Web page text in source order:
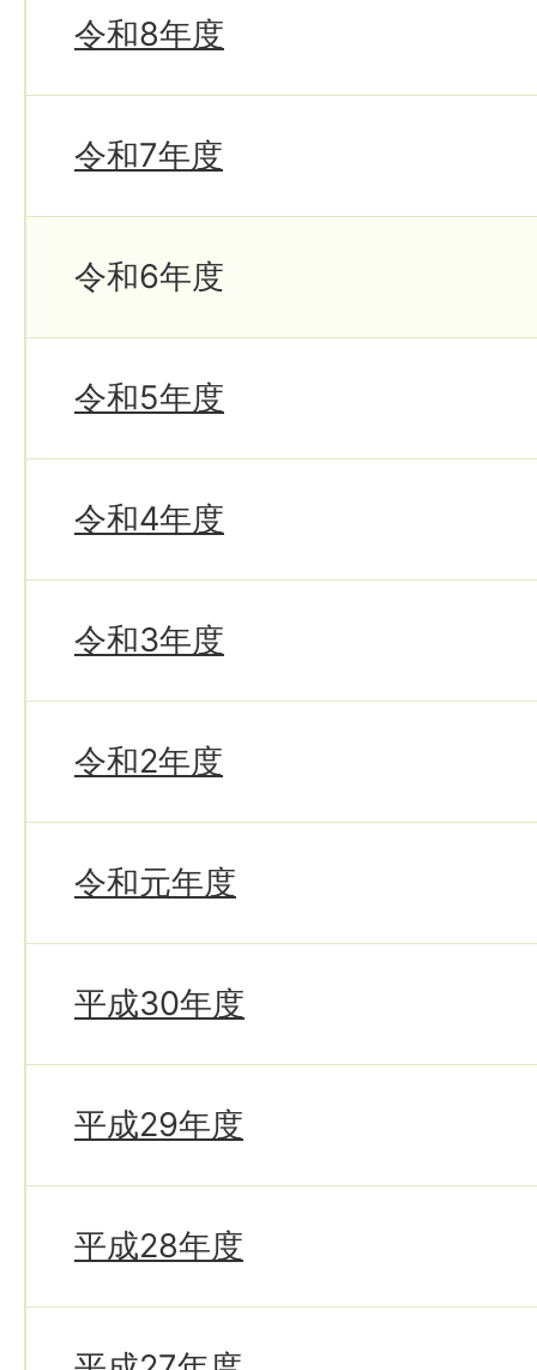
令和8年度
令和7年度
令和6年度
令和5年度
令和4年度
令和3年度
令和2年度
令和元年度
平成30年度
平成29年度
平成28年度